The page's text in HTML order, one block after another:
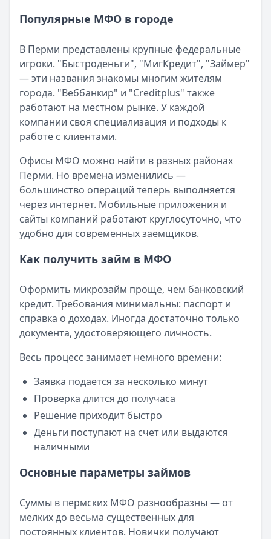
Рекордный рост доли клиентов МФО с iPhone: что
Опубликовано:5 декабря 2025 г.
Категория:МФО
Читать новость
57 сервисов микрозаймов через Госуслуги: где
Кратко:Авторизация через Госуслуги ускоряет
Опубликовано:23 ноября 2025 г.
Категория: МФО
Читать новость
Смс о «одобренном займе» от Bigmani Ru: как
Кратко:
Пришло СМС об одобрении займа от Bigmani
23 ноября 2025 г.
Категория:
МФО
Читать новость
Все новости
Популярные МФО в городе
В Перми представлены крупные федеральные
игроки. "Быстроденьги", "МигКредит", "Займер"
— эти названия знакомы многим жителям
города. "Веббанкир" и "Creditplus" также
работают на местном рынке. У каждой
компании своя специализация и подходы к
работе с клиентами.
Офисы МФО можно найти в разных районах
Перми. Но времена изменились —
большинство операций теперь выполняется
через интернет. Мобильные приложения и
сайты компаний работают круглосуточно, что
удобно для современных заемщиков.
Как получить займ в МФО
Оформить микрозайм проще, чем банковский
кредит. Требования минимальны: паспорт и
справка о доходах. Иногда достаточно только
документа, удостоверяющего личность.
Весь процесс занимает немного времени:
Заявка подается за несколько минут
Проверка длится до получаса
Решение приходит быстро
Деньги поступают на счет или выдаются
наличными
Основные параметры займов
Суммы в пермских МФО разнообразны — от
мелких до весьма существенных для
постоянных клиентов. Новички получают